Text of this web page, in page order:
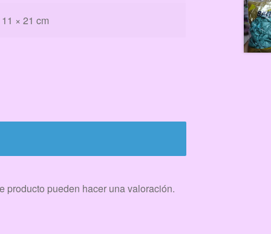
× 21 cm
producto pueden hacer una valoración.